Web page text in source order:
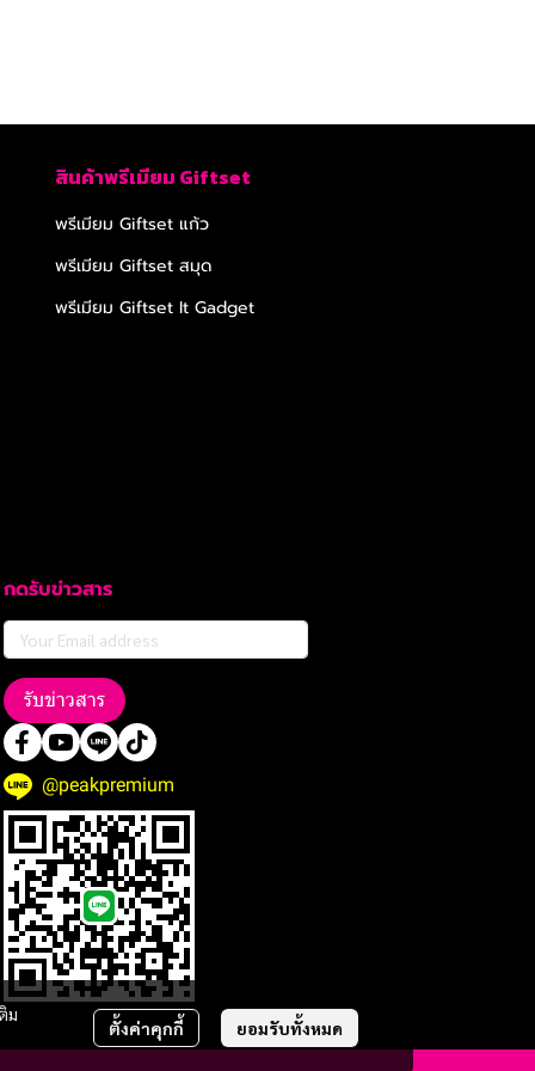
ม
ตั้งค่าคุกกี้ ยอมรับทั้งหมด
สินค้าพรีเมียม Giftset
พรีเมียม Giftset แก้ว
พรีเมียม Giftset สมุด
พรีเมียม Giftset It Gadget
กดรับข่าวสาร
รับข่าวสาร
@peakpremium